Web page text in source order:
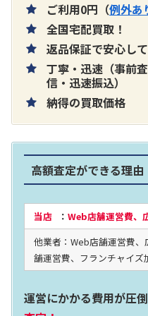
片耳巻き取りイヤ
2024年12月更新 オ
ご利用0円（例外あ
全国宅配買取！
返品保証で安心し
丁寧・迅速（事前
信・迅速振込）
納得の買取価格
高額査定ができる理由
当店： Web店舗運営費、
他業者：Web店舗運営費
舗運営費、フランチャイ
運営にかかる費用が圧